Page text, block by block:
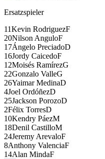
Ersatzspieler
11Kevin RodriguezF
20Nilson AnguloF
17Ángelo PreciadoD
16Jordy CaicedoF
12Moisés RamírezG
22Gonzalo ValleG
26Yaimar MedinaD
4Joel OrdóñezD
25Jackson PorozoD
2Félix TorresD
10Kendry PáezM
18Denil CastilloM
24Jeremy ArevaloF
8Anthony ValenciaF
14Alan MindaF